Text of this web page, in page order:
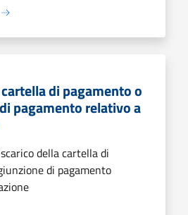
di pagamento o
pagamento relativo a
della cartella di
di pagamento